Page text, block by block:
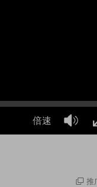
倍速
推